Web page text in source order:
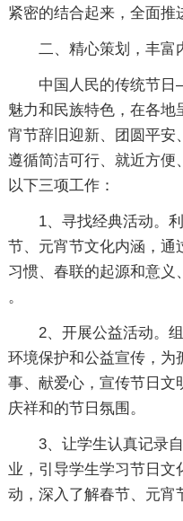
紧密的结合起来，全面推
二、精心策划，丰富
中国人民的传统节
魅力和民族特色，在各地
宵节辞旧迎新、团圆平安
遵循简洁可行、就近方便
以下三项工作：
1、寻找经典活动。
节、元宵节文化内涵，通
习惯、春联的起源和意义
。
2、开展公益活动。
环境保护和公益宣传，为
事、献爱心，宣传节日文
庆祥和的节日氛围。
3、让学生认真记录
业，引导学生学习节日
动，深入了解春节、元宵